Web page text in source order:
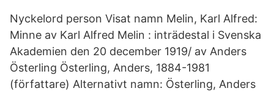
Nyckelord person Visat namn Melin, Karl Alfred:
Minne av Karl Alfred Melin : inträdestal i Svenska
Akademien den 20 december 1919/ av Anders
Österling Österling, Anders, 1884-1981
(författare) Alternativt namn: Österling, Anders